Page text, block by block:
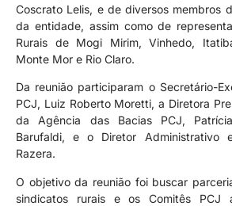
Coscrato Lelis, e de diversos membros
da entidade, assim como de
Rurais de Mogi Mirim, Vinhedo,
Monte Mor e Rio Claro.
Da reunião participaram o Secretário-
PCJ, Luiz Roberto Moretti, a Diretora
da Agência das Bacias PCJ,
Barufaldi, e o Diretor Administrativo
Razera.
O objetivo da reunião foi buscar
sindicatos rurais e os Comitês PCJ